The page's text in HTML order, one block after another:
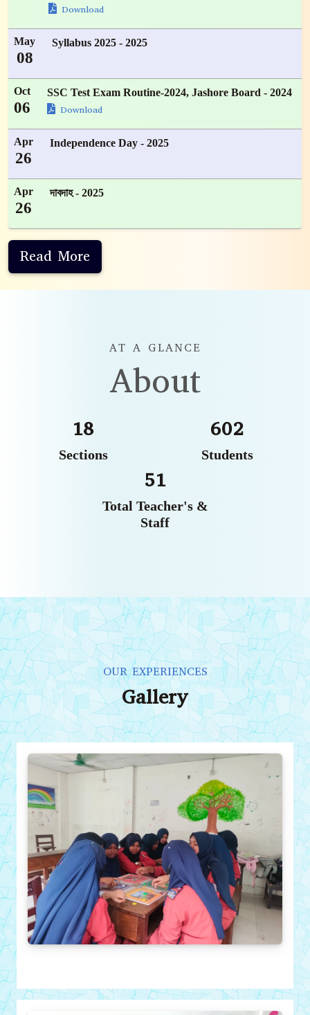
Download
May
08
Syllabus 2025 - 2025
Oct
06
SSC Test Exam Routine-2024, Jashore Board - 2024
Download
Apr
26
Independence Day - 2025
Apr
26
দাবদাহ - 2025
Read More
AT A GLANCE
About
18
Sections
602
Students
51
Total Teacher's &
Staff
OUR EXPERIENCES
Gallery